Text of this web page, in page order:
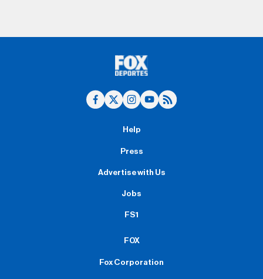
Help
Press
Advertise with Us
Jobs
FS1
FOX
Fox Corporation